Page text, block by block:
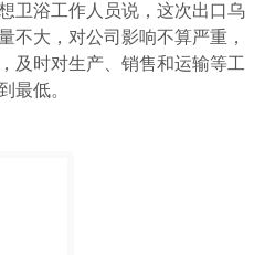
卫浴工作人员说，这次出口乌
不大，对公司影响不算严重，
及时对生产、销售和运输等工
最低。